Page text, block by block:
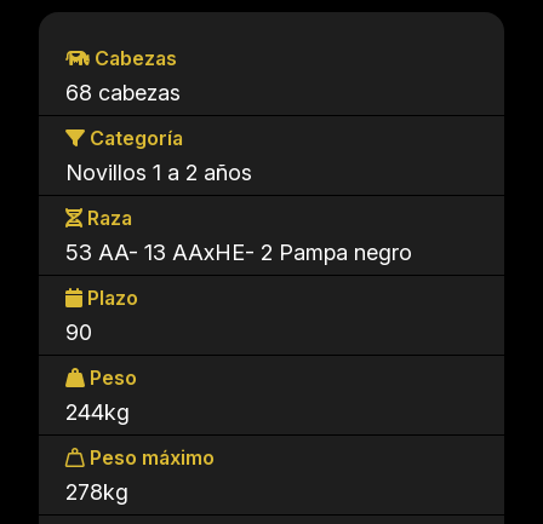
Cabezas
68 cabezas
Categoría
Novillos 1 a 2 años
Raza
53 AA- 13 AAxHE- 2 Pampa negro
Plazo
90
Peso
244kg
Peso máximo
278kg